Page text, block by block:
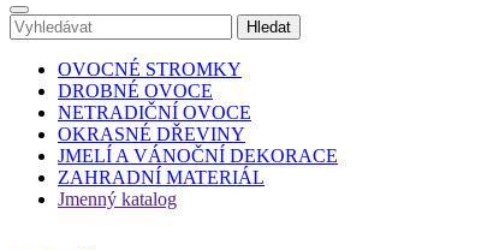
OVOCNÉ STROMKY
DROBNÉ OVOCE
NETRADIČNÍ OVOCE
OKRASNÉ DŘEVINY
JMELÍ A VÁNOČNÍ DEKORACE
ZAHRADNÍ MATERIÁL
Jmenný katalog